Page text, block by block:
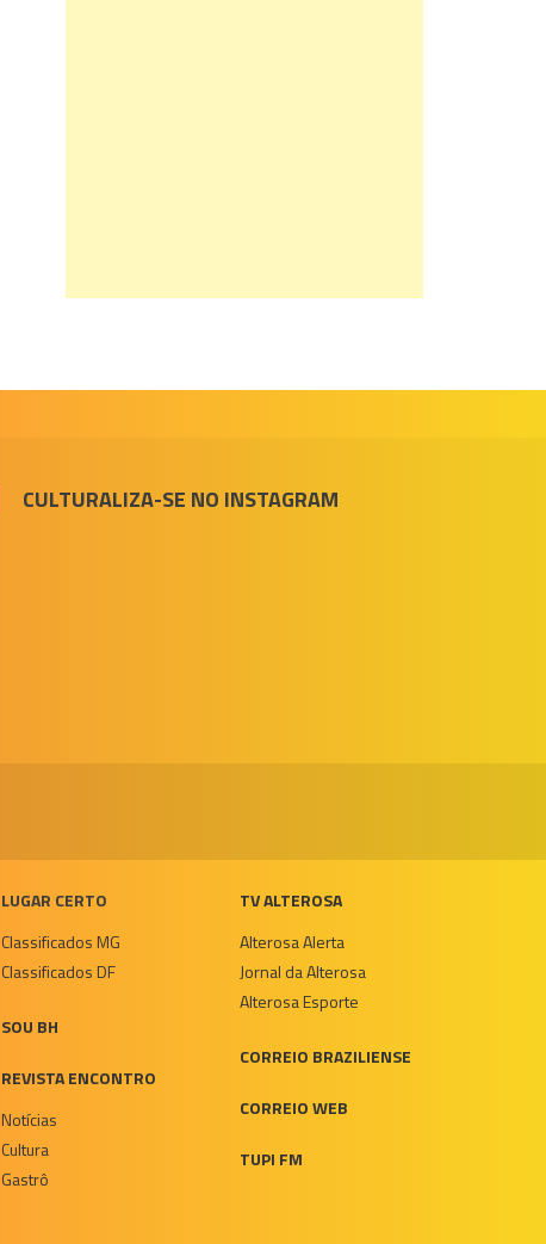
CULTURALIZA-SE NO INSTAGRAM
LUGAR CERTO
Classificados MG
Classificados DF
SOU BH
REVISTA ENCONTRO
Notícias
Cultura
Gastrô
TV ALTEROSA
Alterosa Alerta
Jornal da Alterosa
Alterosa Esporte
CORREIO BRAZILIENSE
CORREIO WEB
TUPI FM